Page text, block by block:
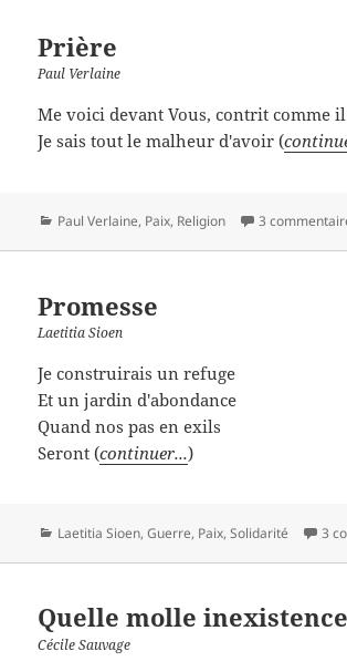
Prière
Paul Verlaine
Me voici devant Vous, contrit comme
Je sais tout le malheur d'avoir (
Catégories
Paul Verlaine, Paix, Religion 3
Promesse
Laetitia Sioen
Je construirais un refuge
Et un jardin d'abondance
Quand nos pas en exils
Seront (continuer...)
Catégories
Laetitia Sioen,Guerre, Paix,Solidarité 3
Quelle molle inexistence
Cécile Sauvage